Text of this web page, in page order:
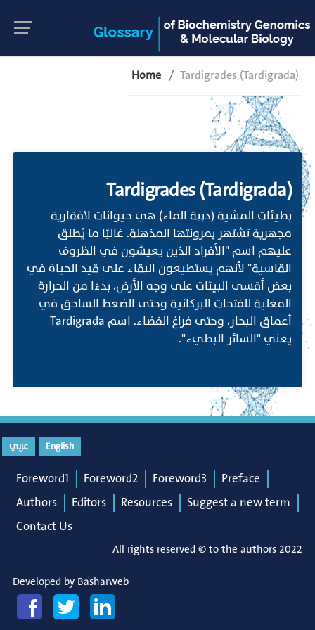
Home Tardigrades (Tardigrada)
Tardigrades (Tardigrada)
بطيئات المشية (دببة الماء) هي حيوانات لافقارية
مجهرية تشتهر بمرونتها المذهلة. غالبًا ما يُطلق
عليهم اسم "الأفراد الذين يعيشون في الظروف
القاسية" لأنهم يستطيعون البقاء على قيد الحياة في
بعض أقسى البيئات على وجه الأرض، بدءًا من الحرارة
المغلية للفتحات البركانية وحتى الضغط الساحق في
أعماق البحار، وحتى فراغ الفضاء. اسم Tardigrada
يعني "السائر البطيء".
English عربي
Foreword1 Foreword2 Foreword3
Preface
Authors
Editors Resources
Suggest a new term
Contact Us
All rights reserved © to the authors 2022
Developed by Basharweb